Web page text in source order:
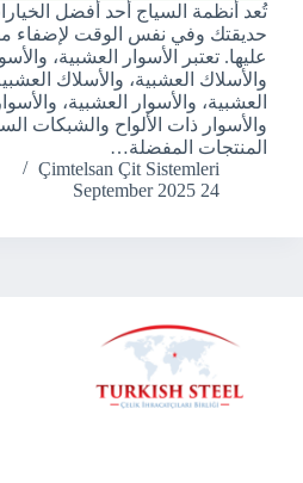
تُعد أنظمة السياج أحد أفضل
حديقتك وفي نفس الوقت لإضفاء
عليها. تعتبر الأسوار العشبية،
والأسلاك العشبية، والأسلاك
العشبية، والأسوار العشبية،
والأسوار ذات الألواح والشبكات
المنتجات المفضلة…
Çimtelsan Çit Sistemleri
24 September 2025